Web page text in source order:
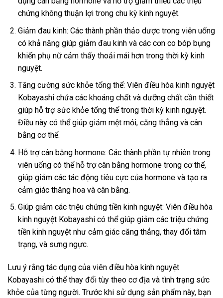
chứng không thuận lợi trong chu kỳ kinh nguyệt.
Giảm đau kinh: Các thành phần thảo dược trong viên uống
có khả năng giúp giảm đau kinh và các cơn co bóp bụng
khiến phụ nữ cảm thấy thoải mái hơn trong thời kỳ kinh
nguyệt.
Tăng cường sức khỏe tổng thể: Viên điều hòa kinh nguyệt
Kobayashi chứa các khoáng chất và dưỡng chất cần thiết
giúp hỗ trợ sức khỏe tổng thể trong thời kỳ kinh nguyệt.
Điều này có thể giúp giảm mệt mỏi, căng thẳng và cân
bằng cơ thể.
Hỗ trợ cân bằng hormone: Các thành phần tự nhiên trong
viên uống có thể hỗ trợ cân bằng hormone trong cơ thể,
giúp giảm các tác động tiêu cực của hormone và tạo ra
cảm giác thăng hoa và cân bằng.
Giúp giảm các triệu chứng tiền kinh nguyệt: Viên điều hòa
kinh nguyệt Kobayashi có thể giúp giảm các triệu chứng
tiền kinh nguyệt như cảm giác căng thẳng, thay đổi tâm
trạng, và sưng ngực.
Lưu ý rằng tác dụng của viên điều hòa kinh nguyệt
Kobayashi có thể thay đổi tùy theo cơ địa và tình trạng sức
khỏe của từng người. Trước khi sử dụng sản phẩm này, bạn